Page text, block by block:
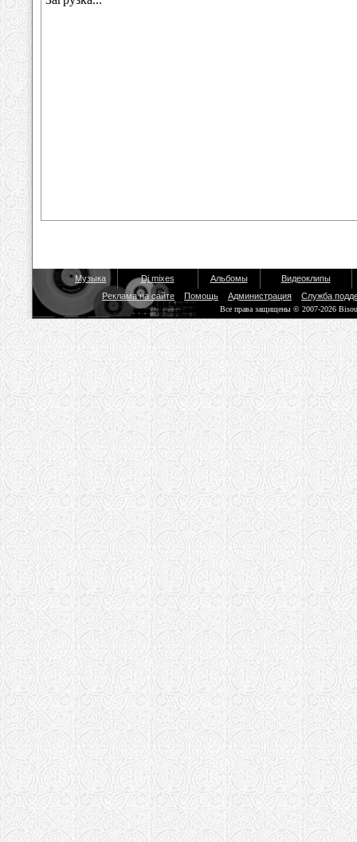
Музыка Dj mixes Альбомы
Видеоклипы
Реклама на сайте
Помощь Администрация Служба
Все права защищены © 2007-2026